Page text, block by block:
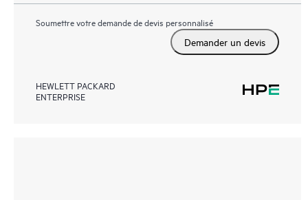
Soumettre votre demande de devis personnalisé
Demander un devis
HEWLETT PACKARD
ENTERPRISE